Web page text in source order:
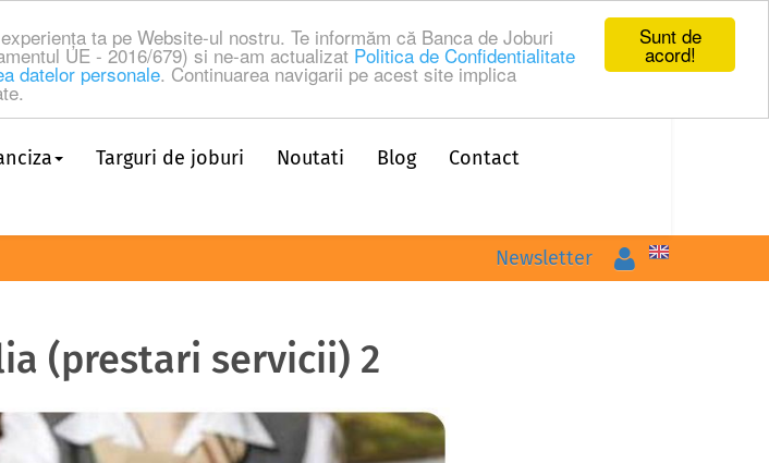
Sunt de
acord!
ta pe Website-ul nostru. Te informăm că Banca de Joburi
UE - 2016/679) si ne-am actualizat Politica de Confidentialitate
datelor personale. Continuarea navigarii pe acest site implica
Targuri de joburi Noutati Blog Contact
Newsletter Logare
(prestari servicii) 2